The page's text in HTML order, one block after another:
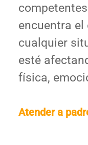
encuentra el
cualquier
esté
física,
Atender a